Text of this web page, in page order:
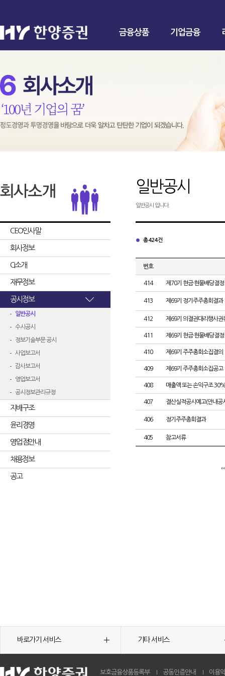
금융상품 기업금융
CEO인사말
회사정보
CI소개
재무정보
공시정보
일반공시
수시공시
정보기술부문 공시
사업보고서
감사보고서
영업보고서
공시정보관리규정
지배구조
윤리경영
영업점안내
채용정보
공고
일반공시
일반공시 입니다.
총 424건
번호
414 제70기 현금·현물배당결정
413 제69기 정기주주총회결과
412 제69기 의결권대리행사권
411 제69기 현금·현물배당결정
410 제69기 주주총회소집결의
409 제69기 주주총회소집공고
408 매출액 또는 손익구조
407 결산실적공시예고(안내공
406 정기주주총회결과
405 참고서류
바로가기 서비스 기타 서비스
보호금융상품등록부 공동인증안내 이용